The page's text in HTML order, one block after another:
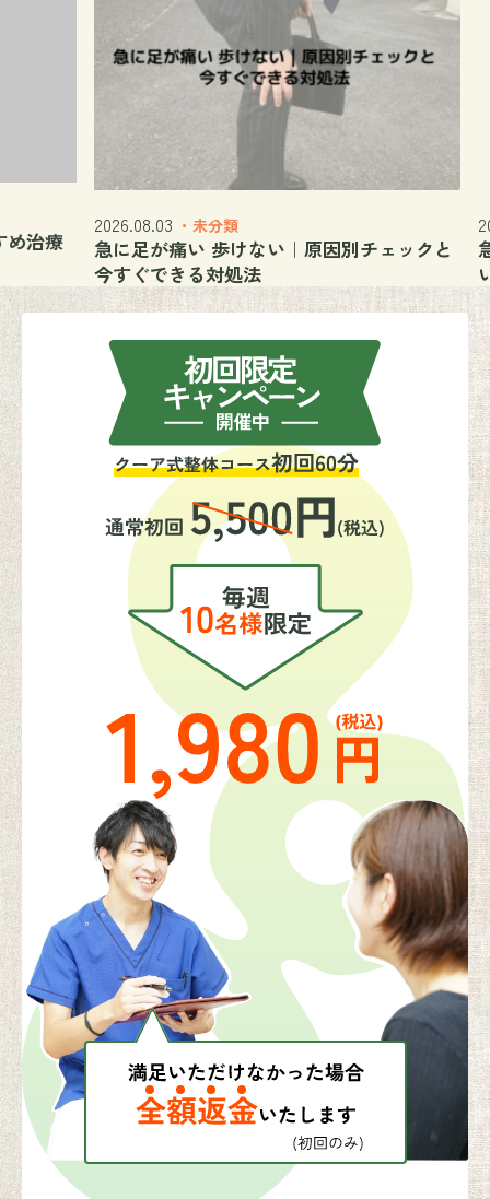
療
2026.08.03・未分類
急に足が痛い 歩けない｜原因別チェックと
今すぐできる対処法
急に
い